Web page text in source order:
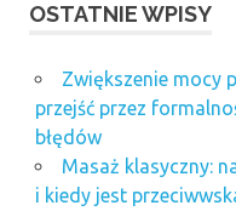
OSTATNIE WPISY
Zwiększenie mocy
przejść przez
błędów
Masaż klasyczny:
i kiedy jest